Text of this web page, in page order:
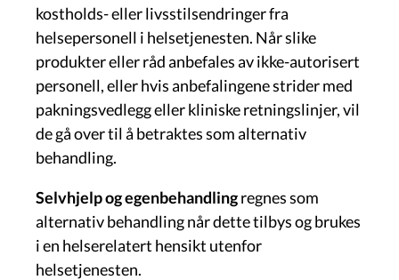
kostholds- eller livsstilsendringer fra
helsepersonell i helsetjenesten. Når slike
produkter eller råd anbefales av ikke-autorisert
personell, eller hvis anbefalingene strider med
pakningsvedlegg eller kliniske retningslinjer, vil
de gå over til å betraktes som alternativ
behandling.
Selvhjelp og egenbehandlingregnes som
alternativ behandling når dette tilbys og brukes
i en helserelatert hensikt utenfor
helsetjenesten.